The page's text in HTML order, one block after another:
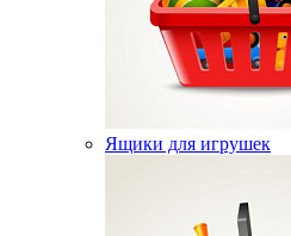
Ящики для игрушек